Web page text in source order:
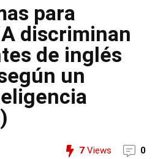
para
discriminan
de inglés
un
7 Views 0